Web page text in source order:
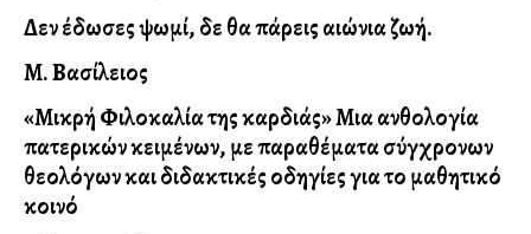
Δεν έδωσες ψωμί, δε θα πάρεις αιώνια ζωή.
Μ. Βασίλειος
«Μικρή Φιλοκαλία της καρδιάς»Μια ανθολογία
πατερικών κειμένων, με παραθέματα σύγχρονων
θεολόγων και διδακτικές οδηγίες για το μαθητικό
κοινό